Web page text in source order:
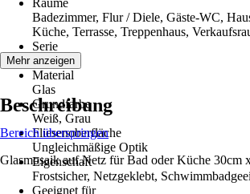
Räume
Badezimmer, Flur / Diele, Gäste-WC,
Küche, Terrasse, Treppenhaus,
Serie
MS
Material
Glas
Grundfarbe
Weiß, Grau
Fliesenoberfläche
Ungleichmäßige Optik
Eigenschaft
Frostsicher, Netzgeklebt,
Geeignet für
Mehr anzeigen
Beschreibung
Bereich überspringen
Glasmosaik auf Netz für Bad oder Küche 30cm